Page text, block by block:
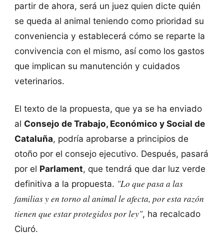
partir de ahora, será un juez quien dicte quién
se queda al animal teniendo como prioridad su
conveniencia y establecerá cómo se reparte la
convivencia con el mismo, así como los gastos
que implican su manutención y cuidados
veterinarios.
El texto de la propuesta, que ya se ha enviado
al Consejo de Trabajo, Económico y Social de
Cataluña, podría aprobarse a principios de
otoño por el consejo ejecutivo. Después, pasará
por el Parlament, que tendrá que dar luz verde
definitiva a la propuesta. "Lo que pasa a las
familias y en torno al animal le afecta, por esta razón
tienen que estar protegidos por ley", ha recalcado
Ciuró.